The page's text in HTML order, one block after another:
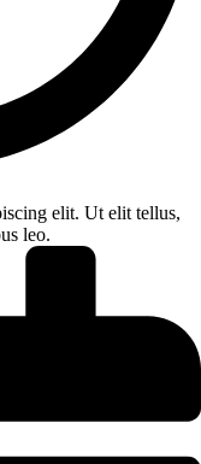
elit. Ut elit tellus,
leo.